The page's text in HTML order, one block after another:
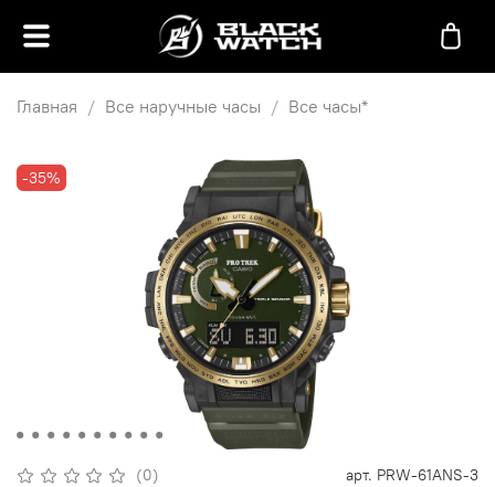
Главная Все наручные часы Все часы*
-35%
(0) арт. PRW-61ANS-3